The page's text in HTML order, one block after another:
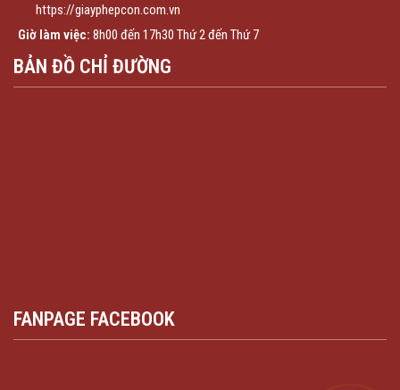
https://giayphepcon.com.vn
Giờ làm việc: 8h00 đến 17h30 Thứ 2 đến Thứ 7
BẢN ĐỒ CHỈ ĐƯỜNG
FANPAGE FACEBOOK